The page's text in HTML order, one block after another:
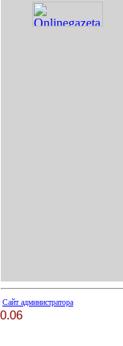
Сайт администратора
0.06